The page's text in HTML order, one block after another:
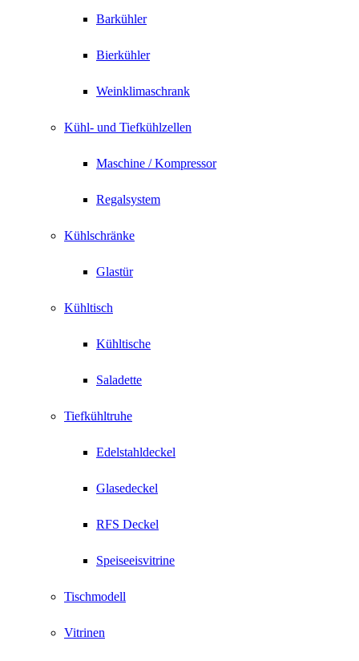
Barkühler
Bierkühler
Weinklimaschrank
Kühl- und Tiefkühlzellen
Maschine / Kompressor
Regalsystem
Kühlschränke
Glastür
Kühltisch
Kühltische
Saladette
Tiefkühltruhe
Edelstahldeckel
Glasedeckel
RFS Deckel
Speiseeisvitrine
Tischmodell
Vitrinen